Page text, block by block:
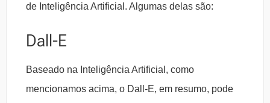
de Inteligência Artificial. Algumas delas são:
Dall-E
Baseado na Inteligência Artificial, como
mencionamos acima, o Dall-E, em resumo, pode